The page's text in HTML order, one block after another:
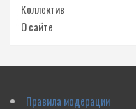
Коллектив
О сайте
Правила модерации